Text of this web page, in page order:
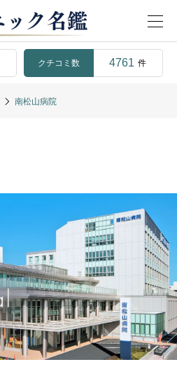
クチコミ数 4761 件
南松山病院